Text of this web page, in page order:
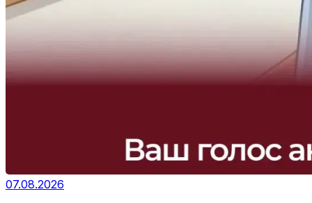
07.08.2026